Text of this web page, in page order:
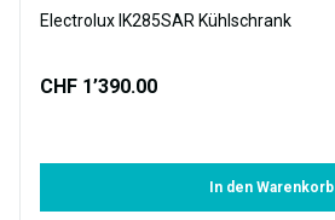
Electrolux IK285SAR Kühlschrank
CHF 1’390.00
In den Warenkorb